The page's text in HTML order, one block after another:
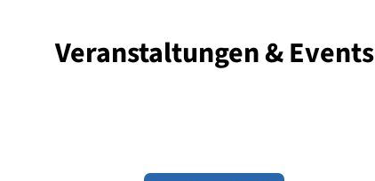
Veranstaltungen & Events